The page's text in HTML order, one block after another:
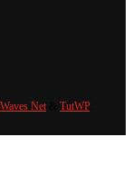
Net& TutWP.